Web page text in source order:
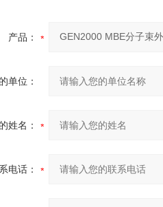
产品：
单位：
姓名：
电话：